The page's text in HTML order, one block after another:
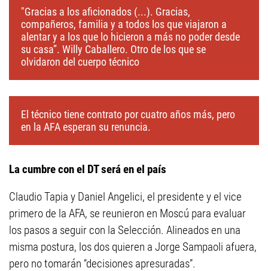
"Gracias a los aficionados (...). Gracias,
compañeros, familia y a todos los que viajaron a
alentar y a los que lo hicieron a más no poder desde
su casa”. Willy Caballero. Otro de los que se
olvidaron del cuerpo técnico
El técnico tiene contrato por cuatro años más, pero
en la AFA esperan su renuncia.
La cumbre con el DT será en el país
Claudio Tapia y Daniel Angelici, el presidente y el vice
primero de la AFA, se reunieron en Moscú para evaluar
los pasos a seguir con la Selección. Alineados en una
misma postura, los dos quieren a Jorge Sampaoli afuera,
pero no tomarán “decisiones apresuradas”.